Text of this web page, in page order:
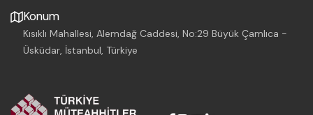
Konum
Kısıklı Mahallesi, Alemdağ Caddesi, No:29 Büyük Çamlıca -
Üsküdar, İstanbul, Türkiye